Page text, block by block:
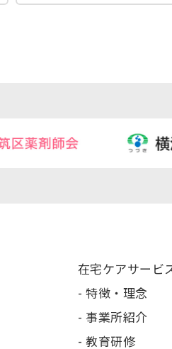
在宅ケアサービ
特徴・理念
事業所紹介
教育研修